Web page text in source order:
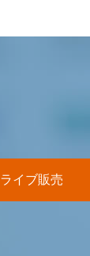
ライブ販売